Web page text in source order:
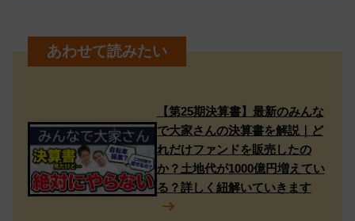
【第25期決算書】最新のみんな
で大家さんの決算書を解説｜ど
れだけファンドを販売したの
か？土地代が1000億円増えてい
る？詳しく紐解いていきます